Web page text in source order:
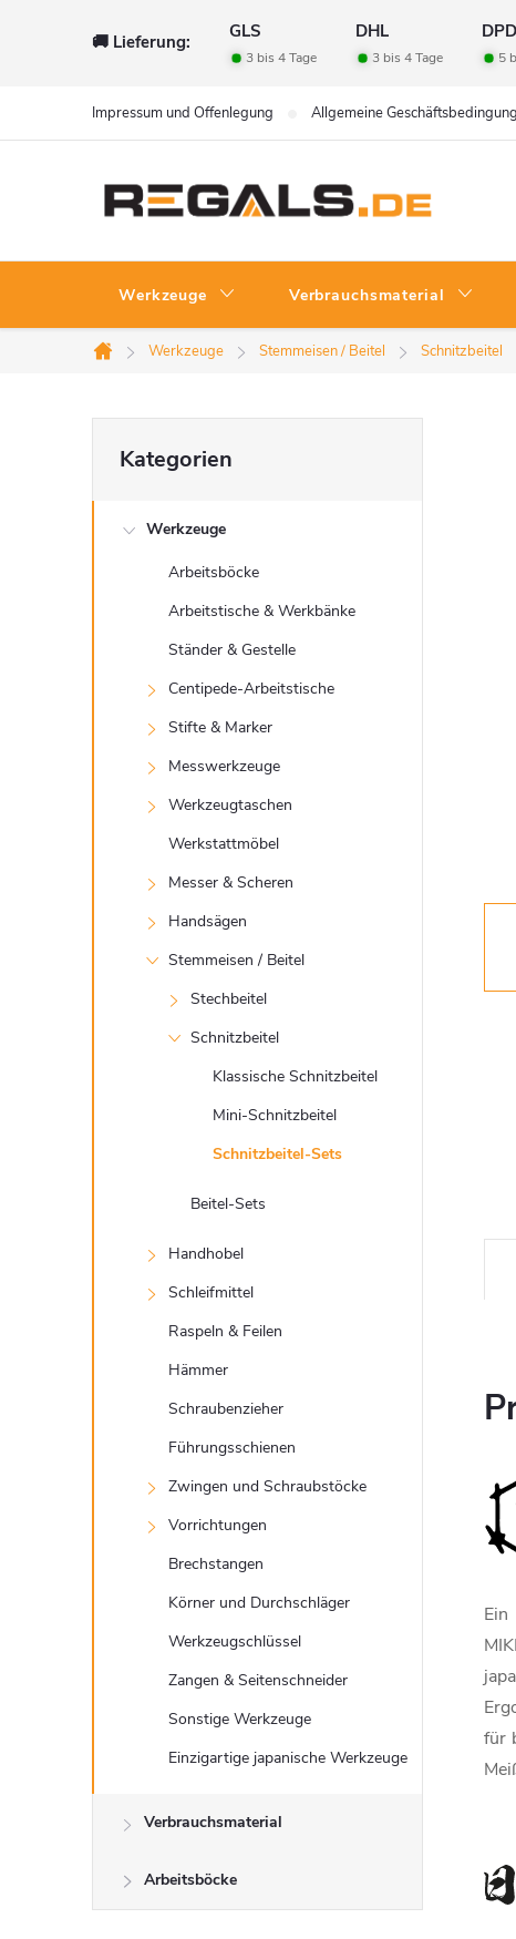
🚚 Lieferung: GLS DHL DPD
3 bis 4 Tage 3 bis 4 Tage 5
Impressum und Offenlegung Allgemeine
Werkzeuge Verbrauchsmaterial
Startseite
Werkzeuge Stemmeisen / Beitel Schnitzbeitel
e
überspringen
Kategorien
Werkzeuge
Arbeitsböcke
Arbeitstische & Werkbänke
Ständer & Gestelle
Centipede-Arbeitstische
Stifte & Marker
Messwerkzeuge
Werkzeugtaschen
Werkstattmöbel
Messer & Scheren
Handsägen
Stemmeisen / Beitel
Stechbeitel
Schnitzbeitel
Klassische Schnitzbeitel
Mini-Schnitzbeitel
Schnitzbeitel-Sets
Beitel-Sets
Handhobel
Schleifmittel
Raspeln & Feilen
Hämmer
Schraubenzieher
Führungsschienen
Zwingen und Schraubstöcke
Vorrichtungen
Brechstangen
Körner und Durchschläger
Werkzeugschlüssel
Zangen & Seitenschneider
Sonstige Werkzeuge
Einzigartige japanische Werkzeuge
Verbrauchsmaterial
Arbeitsböcke
für